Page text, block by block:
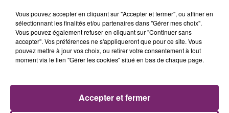
éclipse solaire du 12 Août 2026
Vous pouvez accepter en cliquant sur "Accepter et fermer", ou affiner en
sélectionnant les finalités et/ou partenaires dans "Gérer mes choix".
Vous pouvez également refuser en cliquant sur "Continuer sans
accepter". Vos préférences ne s'appliqueront que pour ce site. Vous
pouvez mettre à jour vos choix, ou retirer votre consentement à tout
moment via le lien "Gérer les cookies" situé en bas de chaque page.
Accepter et fermer